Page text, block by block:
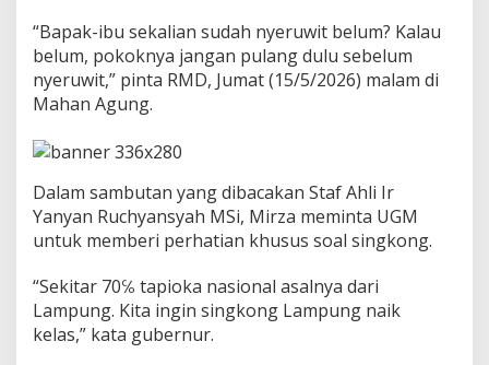
a
n
H
a
i
n
g
k
n
g
“Bapak-ibu sekalian sudah nyeruwit belum? Kalau
belum, pokoknya jangan pulang dulu sebelum
nyeruwit,” pinta RMD, Jumat (15/5/2026) malam di
Mahan Agung.
Dalam sambutan yang dibacakan Staf Ahli Ir
Yanyan Ruchyansyah MSi, Mirza meminta UGM
untuk memberi perhatian khusus soal singkong.
“Sekitar 70℅ tapioka nasional asalnya dari
Lampung. Kita ingin singkong Lampung naik
kelas,” kata gubernur.